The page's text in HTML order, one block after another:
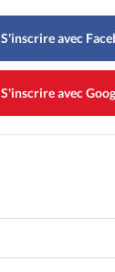
S'inscrire avec
S'inscrire avec